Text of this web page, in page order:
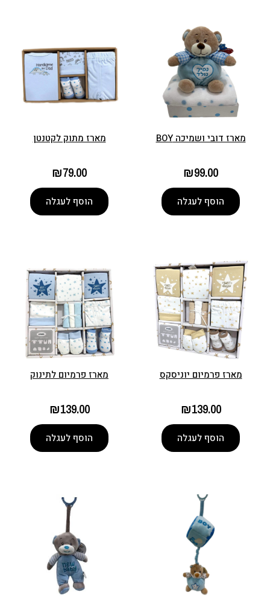
מארז דובי ושמיכה BOY
₪99.00
הוסף לעגלה
מארז מתוק לקטנטן
₪79.00
הוסף לעגלה
מארז פרמיום יוניסקס
₪139.00
הוסף לעגלה
מארז פרמיום לתינוק
₪139.00
הוסף לעגלה